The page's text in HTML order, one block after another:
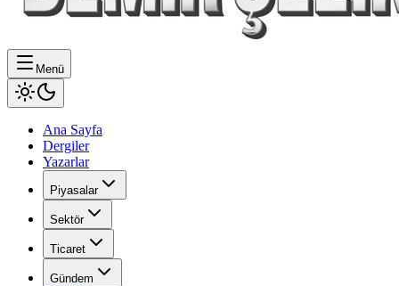
Menü
Ana Sayfa
Dergiler
Yazarlar
Piyasalar
Sektör
Ticaret
Gündem